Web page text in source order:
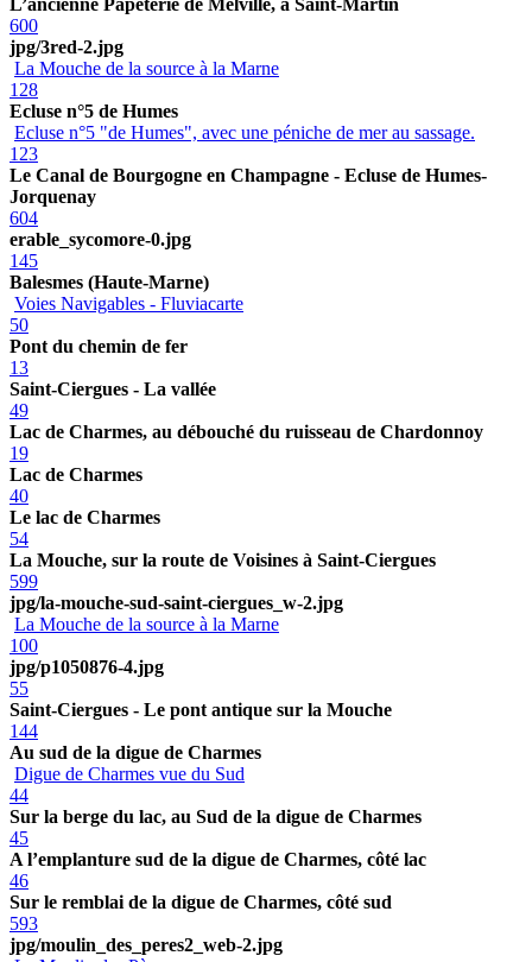
600
jpg/3red-2.jpg
La Mouche de la source à la Marne
128
Ecluse n°5 de Humes
Ecluse n°5 "de Humes", avec une péniche de mer au sassage.
123
Le Canal de Bourgogne en Champagne - Ecluse de Humes-
Jorquenay
604
erable_sycomore-0.jpg
145
Balesmes (Haute-Marne)
Voies Navigables - Fluviacarte
50
Pont du chemin de fer
13
Saint-Ciergues - La vallée
49
Lac de Charmes, au débouché du ruisseau de Chardonnoy
19
Lac de Charmes
40
Le lac de Charmes
54
La Mouche, sur la route de Voisines à Saint-Ciergues
599
jpg/la-mouche-sud-saint-ciergues_w-2.jpg
La Mouche de la source à la Marne
100
jpg/p1050876-4.jpg
55
Saint-Ciergues - Le pont antique sur la Mouche
144
Au sud de la digue de Charmes
Digue de Charmes vue du Sud
44
Sur la berge du lac, au Sud de la digue de Charmes
45
A l’emplanture sud de la digue de Charmes, côté lac
46
Sur le remblai de la digue de Charmes, côté sud
593
jpg/moulin_des_peres2_web-2.jpg